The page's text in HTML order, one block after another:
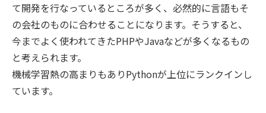
て開発を行なっているところが多く、必然的に言語もそ
の会社のものに合わせることになります。そうすると、
今までよく使われてきたPHPやJavaなどが多くなるもの
と考えられます。
機械学習熱の高まりもありPythonが上位にランクインし
ています。